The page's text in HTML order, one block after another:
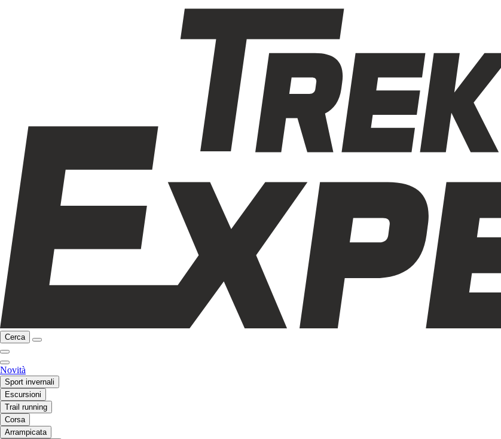
Cerca
Novità
Sport invernali
Escursioni
Trail running
Corsa
Arrampicata